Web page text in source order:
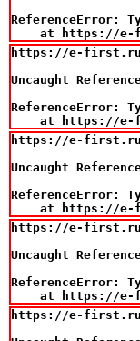
ReferenceError:
at https://e-
https://e-first.ru/
Uncaught
ReferenceError:
at https://e-
https://e-first.ru/
Uncaught
ReferenceError:
at https://e-
https://e-first.ru/
Uncaught
ReferenceError:
at https://e-
https://e-first.ru/